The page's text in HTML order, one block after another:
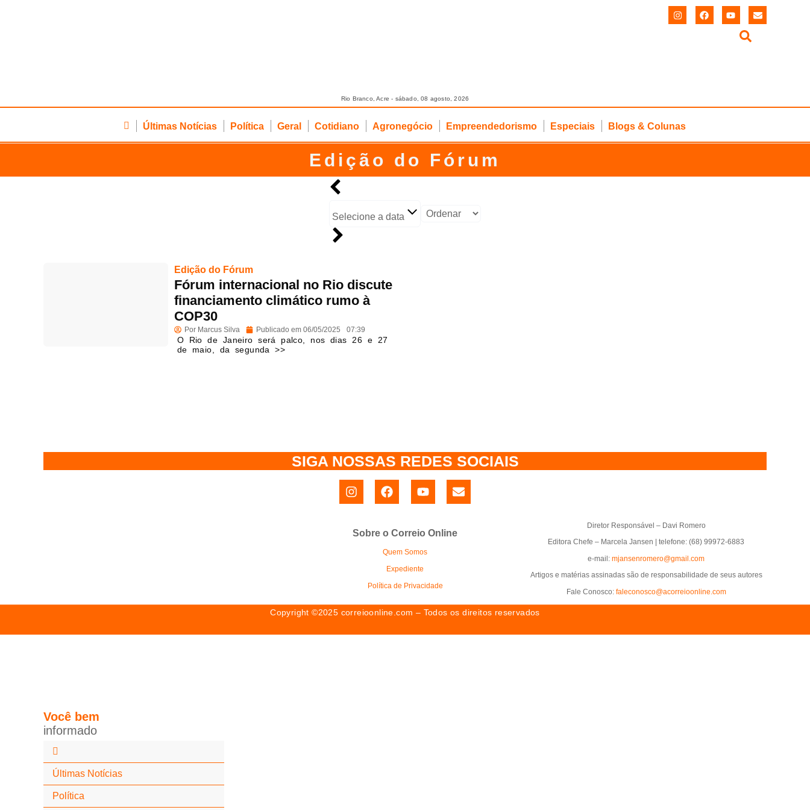
Rio Branco, Acre - sábado, 08 agosto, 2026
Últimas Notícias Política Geral Cotidiano Agronegócio Empreendedorismo Especiais Blogs & Colunas
Edição do Fórum
Selecione a data
Edição do Fórum
Fórum internacional no Rio discute
financiamento climático rumo à
COP30
Por Marcus Silva Publicado em 06/05/2025 07:39
O Rio de Janeiro será palco, nos dias 26 e 27
de maio, da segunda >>
SIGA NOSSAS REDES SOCIAIS
Sobre o Correio Online
Quem Somos
Expediente
Política de Privacidade
Diretor Responsável – Davi Romero
Editora Chefe – Marcela Jansen | telefone: (68) 99972-6883
e-mail: mjansenromero@gmail.com
Artigos e matérias assinadas são de responsabilidade de seus autores
Fale Conosco: faleconosco@acorreioonline.com
Copyright ©2025 correioonline.com – Todos os direitos reservados
Você bem
informado
Últimas Notícias
Política